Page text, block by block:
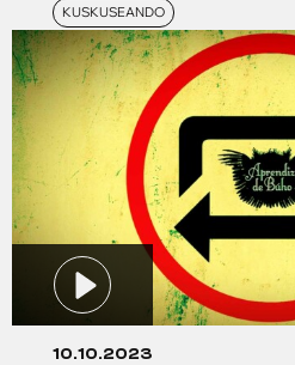
KUSKUSEANDO
10.10.2023